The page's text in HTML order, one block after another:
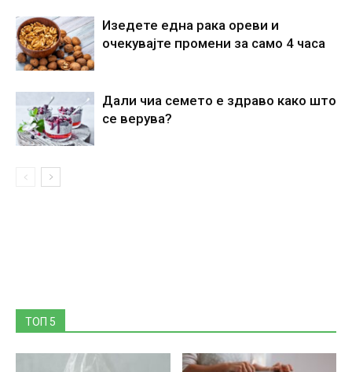
Изедете една рака ореви и
очекувајте промени за само 4 часа
Дали чиа семето е здраво како што
се верува?
ТОП 5